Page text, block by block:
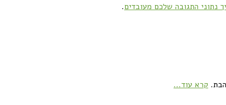
נתוני התגובה שלכם מעובדים.
קרא עוד...